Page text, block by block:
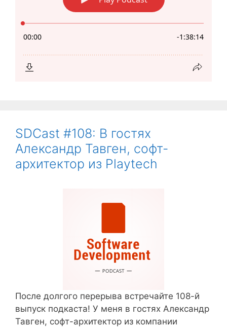
SDCast #108: В гостях
Александр Тавген, софт-
архитектор из Playtech
После долгого перерыва встречайте 108-й
выпуск подкаста! У меня в гостях Александр
Тавген, софт-архитектор из компании